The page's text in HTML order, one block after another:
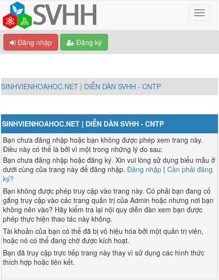
Đăng nhập Đăng ký
SINHVIENHOAHOC.NET | DIỄN DÀN SVHH - CNTP
SINHVIENHOAHOC.NET | DIỄN DÀN SVHH - CNTP
Bạn chưa đăng nhập hoặc bạn không được phép xem trang này.
Điều này có thể là bởi vì một trong những lý do sau:
Bạn chưa đăng nhập hoặc đăng ký. Xin vui lòng sử dụng biểu mẫu ở
dưới cùng của trang này để đăng nhập.Đăng nhập |Cần phải đăng
ký?
Bạn không được phép truy cập vào trang này. Có phải bạn đang cố
gắng truy cập vào các trang quản trị của Admin hoặc nhưng nơi bạn
không nên vào? Hãy kiểm tra lại nội quy diễn đàn xem bạn được
phép thực hiện thao tác này không.
Tài khoản của bạn có thể đã bị vô hiệu hóa bởi một quản trị viên,
hoặc nó có thể đang chờ được kích hoạt.
Bạn đã truy cập trực tiếp trang này thay vì sử dụng các hình thức
thích hợp hoặc liên kết.